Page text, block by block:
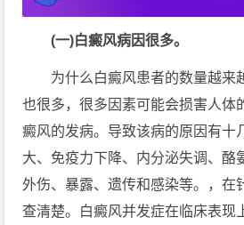
(一)白癜风病因很多。
为什么白癜风患者的数量越来
也很多，很多因素可能会损害人体
癜风的发病。导致该病的原因有十
大、免疫力下降、内分泌失调、酪
外伤、暴露、遗传和感染等。，在
查清楚。白癜风并发症在临床表现